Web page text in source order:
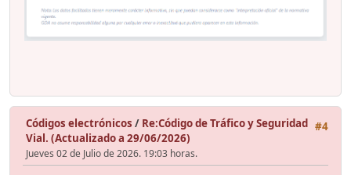
#4
Códigos electrónicos / Re:Código de Tráfico y Seguridad
Vial. (Actualizado a 29/06/2026)
Jueves 02 de Julio de 2026. 19:03 horas.